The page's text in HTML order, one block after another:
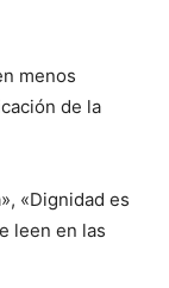
menos
de la
«Dignidad es
leen en las